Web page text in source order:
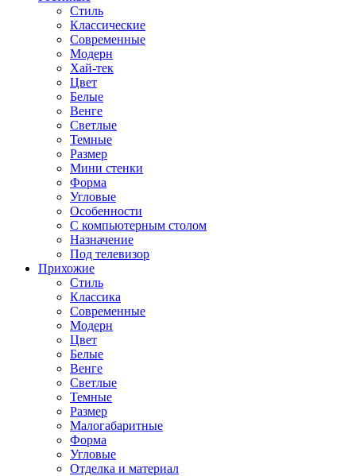
Стиль
Классические
Современные
Модерн
Хай-тек
Цвет
Белые
Венге
Светлые
Темные
Размер
Мини стенки
Форма
Угловые
Особенности
С компьютерным столом
Назначение
Под телевизор
Прихожие
Стиль
Классика
Современные
Модерн
Цвет
Белые
Венге
Светлые
Темные
Размер
Малогабаритные
Форма
Угловые
Отделка и материал